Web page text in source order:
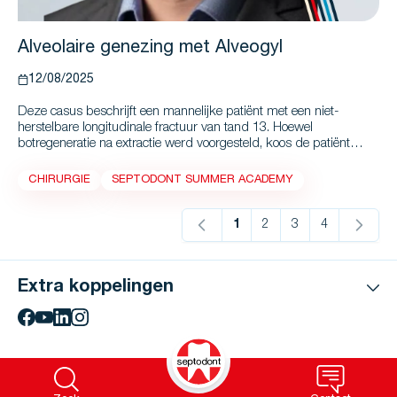
Alveolaire genezing met Alveogyl
12/08/2025
Deze casus beschrijft een mannelijke patiënt met een niet-
herstelbare longitudinale fractuur van tand 13. Hoewel
botregeneratie na extractie werd voorgesteld, koos de patiënt
een atraumatische extractie uitgevoerd, gevolgd door een protocol
CHIRURGIE SEPTODONT SUMMER ACADEMY
U lees momenteel pagina
1 2 3 4
Extra koppelingen